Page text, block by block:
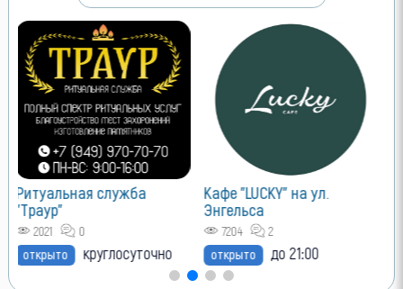
Ритуальная служба
"Траур"
2021
0
открыто
круглосуточно
Кафе "LUCKY" на ул.
Энгельса
7204
2
открыто
до 21:00